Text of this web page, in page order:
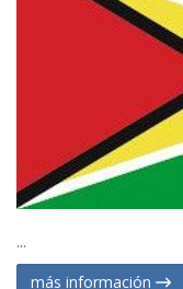
...
más información